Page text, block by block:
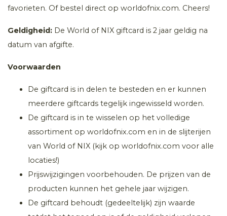
favorieten. Of bestel direct op worldofnix.com. Cheers!
Geldigheid: De World of NIX giftcard is 2 jaar geldig na
datum van afgifte.
Voorwaarden
De giftcard is in delen te besteden en er kunnen
meerdere giftcards tegelijk ingewisseld worden.
De giftcard is in te wisselen op het volledige
assortiment op worldofnix.com en in de slijterijen
van World of NIX (kijk op worldofnix.com voor alle
locaties!)
Prijswijzigingen voorbehouden. De prijzen van de
producten kunnen het gehele jaar wijzigen.
De giftcard behoudt (gedeeltelijk) zijn waarde